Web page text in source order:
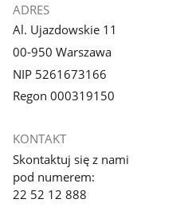
ADRES
Al. Ujazdowskie 11
00-950 Warszawa
NIP 5261673166
Regon 000319150
KONTAKT
Skontaktuj się z nami
pod numerem:
22 52 12 888